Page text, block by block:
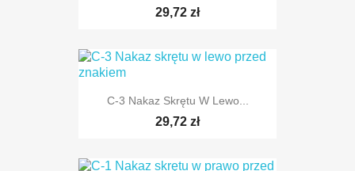
TYLKO ONLINE
29,72 zł
TYLKO ONLINE
C-3 Nakaz Skrętu W Lewo...
29,72 zł